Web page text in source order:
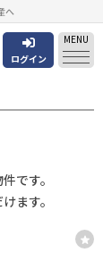
へ
ログイン
MENU
です。
ます。